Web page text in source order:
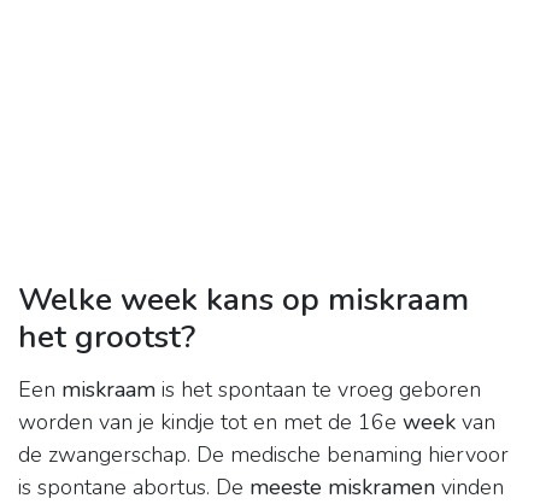
Welke week kans op miskraam
het grootst?
Een miskraam is het spontaan te vroeg geboren
worden van je kindje tot en met de 16e week van
de zwangerschap. De medische benaming hiervoor
is spontane abortus. De meeste miskramen vinden